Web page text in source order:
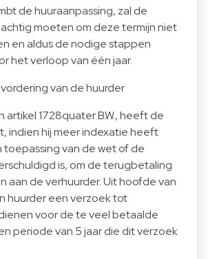
de huuraanpassing, zal de
moeten om deze termijn niet
en aldus de nodige stappen
het verloop van één jaar.
van de huurder
artikel 1728quater B.W., heeft de
indien hij meer indexatie heeft
toepassing van de wet of de
is, om de terugbetaling
aan de verhuurder. Uit hoofde van
huurder een verzoek tot
voor de te veel betaalde
periode van 5 jaar die dit verzoek